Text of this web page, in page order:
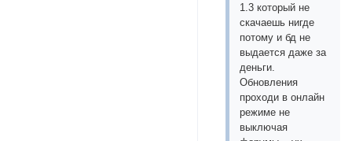
1.3 который не
скачаешь нигде
потому и бд не
выдается даже за
деньги.
Обновления
проходи в онлайн
режиме не
выключая